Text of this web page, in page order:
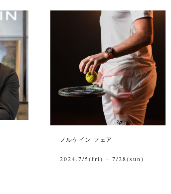
ノルケイン フェア
2024.7/5(fri) – 7/28(sun)